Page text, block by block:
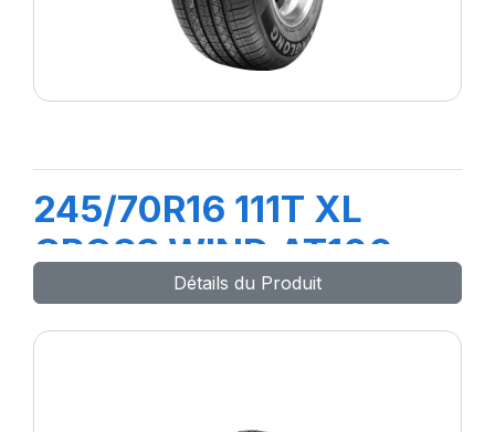
245/70R16 111T XL
CROSS WIND AT100
Détails du Produit